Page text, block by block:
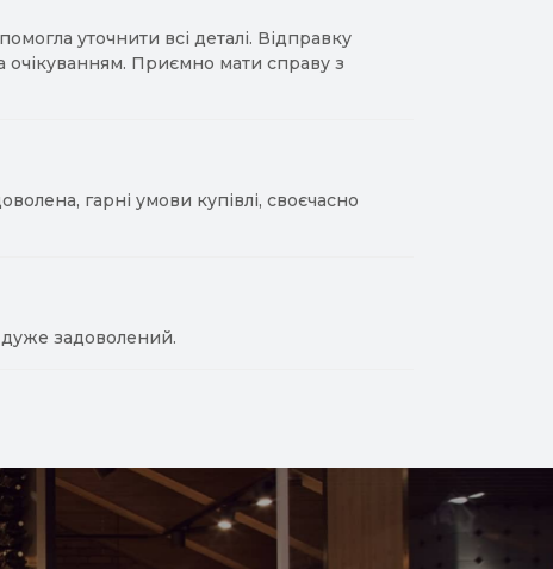
уточнити всі деталі. Відправку
очікуванням. Приємно мати справу з
гарні умови купівлі, своєчасно
задоволений.